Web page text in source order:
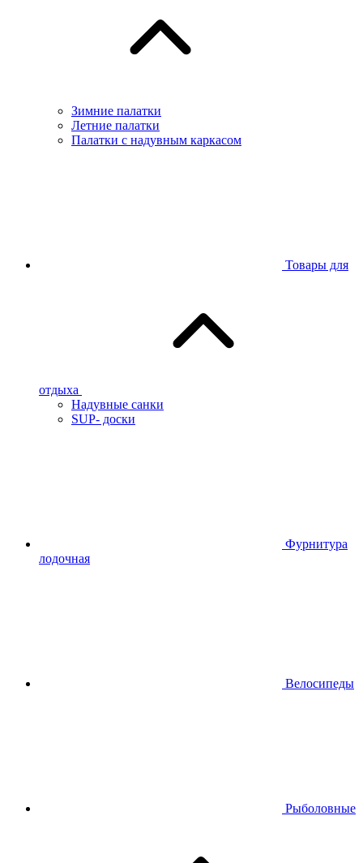
Зимние палатки
Летние палатки
Палатки с надувным каркасом
Товары для
отдыха
Надувные санки
SUP- доски
Фурнитура
лодочная
Велосипеды
Рыболовные